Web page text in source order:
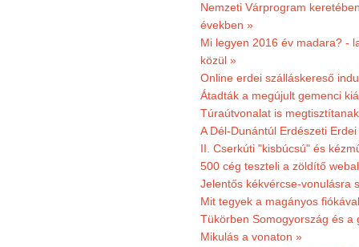
Nemzeti Várprogram
években »
Mi legyen 2016 év madara? -
közül »
Online erdei szálláskereső
Átadták a megújult gemenci
Túraútvonalat is
A Dél-Dunántúl Erdészeti
II. Cserkúti "kisbúcsú" és
500 cég teszteli a zöldítő
Jelentős kékvércse-vonulásra
Mit tegyek a magányos
Tükörben Somogyország és a
Mikulás a vonaton »